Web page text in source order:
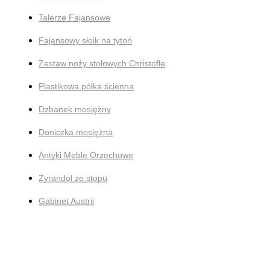
Talerze Fajansowe
Fajansowy słoik na tytoń
Zestaw noży stołowych Christofle
Plastikowa półka ścienna
Dzbanek mosiężny
Doniczka mosiężna
Antyki Meble Orzechowe
Żyrandol ze stopu
Gabinet Austrii